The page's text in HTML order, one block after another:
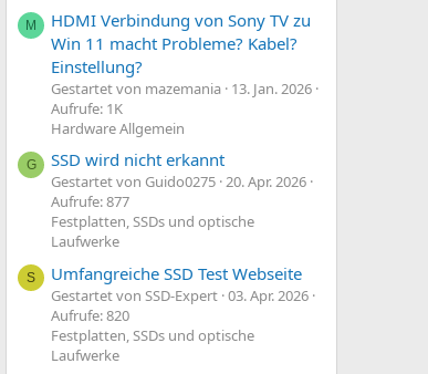
M
HDMI Verbindung von Sony TV zu
Win 11 macht Probleme? Kabel?
Einstellung?
Gestartet von mazemania 13. Jan. 2026
Aufrufe: 1K
Hardware Allgemein
G SSD wird nicht erkannt
Gestartet von Guido0275 20. Apr. 2026
Aufrufe: 877
Festplatten, SSDs und optische
Laufwerke
S Umfangreiche SSD Test Webseite
Gestartet von SSD-Expert 03. Apr. 2026
Aufrufe: 820
Festplatten, SSDs und optische
Laufwerke